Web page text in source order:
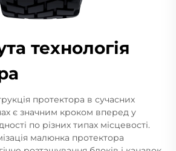
технологія
протектора в сучасних
є значним кроком вперед у
по різних типах місцевості.
малюнка протектора